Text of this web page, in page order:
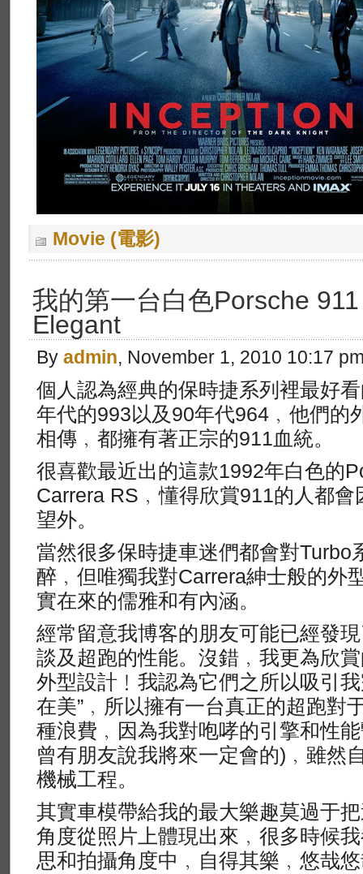
Movie (電影)
我的第一台白色Porsche
Elegant
By admin, November 1, 2010 10:17
個人認為經典的保時捷系列裡最好
年代的993以及90年代964﹐他們的
相傳﹐都擁有著正宗的911血統。
很喜歡最近出的這款1992年白色的
Carrera RS﹐懂得欣賞911的人都
望外。
當然很多保時捷車迷們都會對Turbo
醉﹐但唯獨我對Carrera紳士般的外
實在來的儒雅和有內涵。
經常留意我博客的朋友可能已經發
談及超跑的性能。沒錯﹐我更為欣
外型設計﹗我認為它們之所以吸引
在美”﹐所以擁有一台真正的超跑對
種浪費﹐因為我對咆哮的引擎和性
曾有朋友說我將來一定會的)﹐雖然
機械工程。
其實車模帶給我的最大樂趣莫過于
角度從照片上體現出來﹐很多時候
思和拍攝角度中﹐自得其樂﹐悠哉